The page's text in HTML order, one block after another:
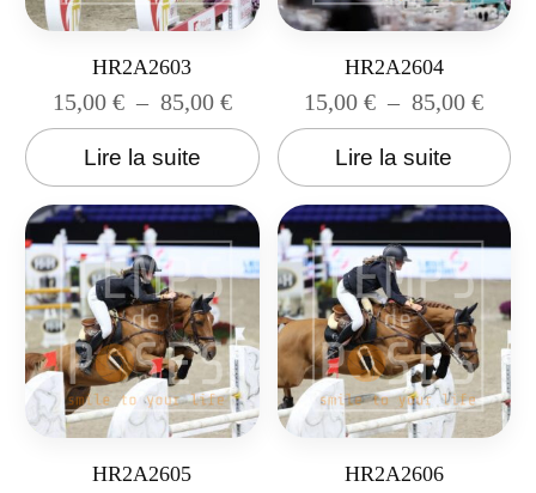
HR2A2603
15,00 € – 85,00 €
Lire la suite
HR2A2604
15,00€ – 85,00€
Lire la suite
HR2A2605 HR2A2606